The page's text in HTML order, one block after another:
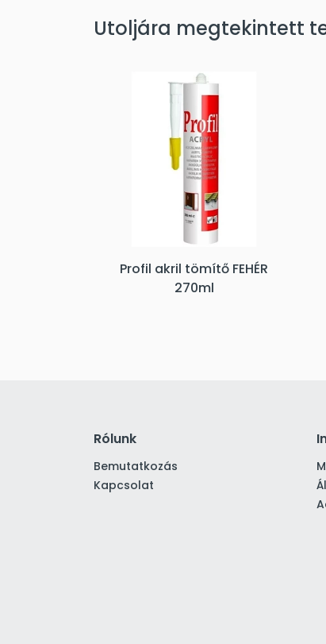
Utoljára megtekintett
Profil akril tömítő FEHÉR
270ml
Rólunk
Bemutatkozás
Kapcsolat